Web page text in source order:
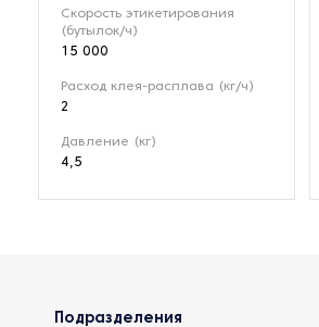
Скорость этикетирования
(бутылок/ч)
15 000
Расход клея-расплава (кг/ч)
2
Давление (кг)
4,5
Подразделения